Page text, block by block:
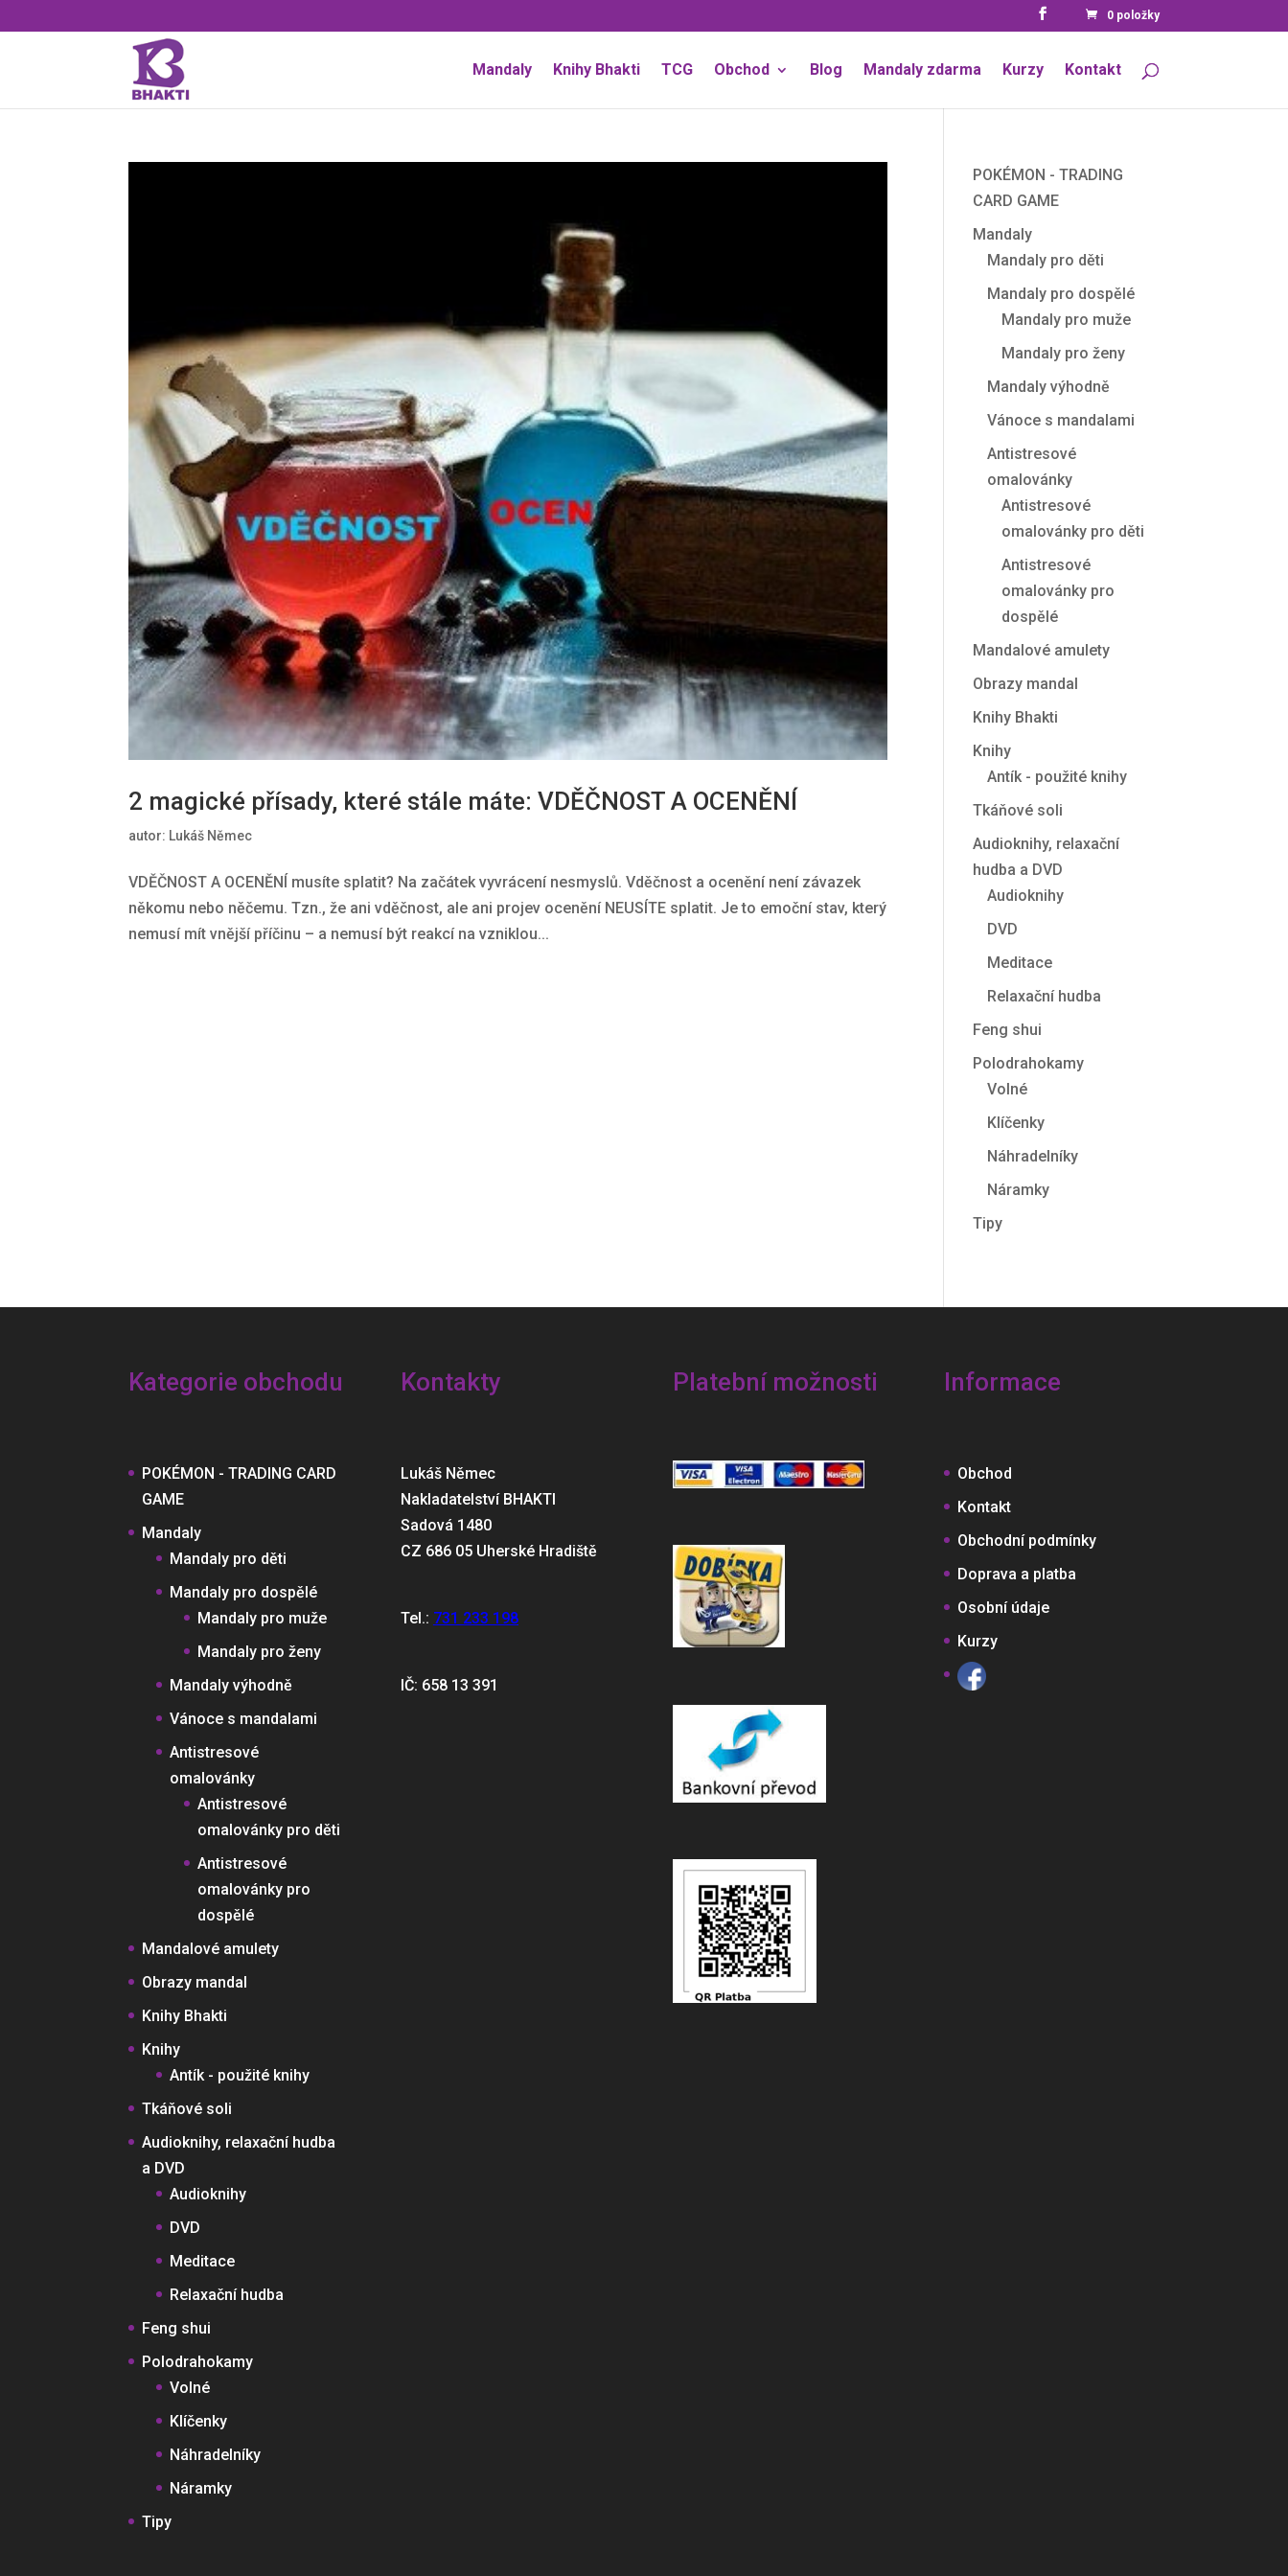
0 položky
Mandaly Knihy Bhakti TCG Obchod Blog Mandaly zdarma Kurzy Kontakt
2 magické přísady, které stále máte: VDĚČNOST A OCENĚNÍ
autor: Lukáš Němec
VDĚČNOST A OCENĚNÍ musíte splatit? Na začátek vyvrácení nesmyslů. Vděčnost a ocenění není závazek
někomu nebo něčemu. Tzn., že ani vděčnost, ale ani projev ocenění NEUSÍTE splatit. Je to emoční stav, který
nemusí mít vnější příčinu – a nemusí být reakcí na vzniklou...
POKÉMON - TRADING
CARD GAME
Mandaly
Mandaly pro děti
Mandaly pro dospělé
Mandaly pro muže
Mandaly pro ženy
Mandaly výhodně
Vánoce s mandalami
Antistresové
omalovánky
Antistresové
omalovánky pro děti
Antistresové
omalovánky pro
dospělé
Mandalové amulety
Obrazy mandal
Knihy Bhakti
Knihy
Antík - použité knihy
Tkáňové soli
Audioknihy, relaxační
hudba a DVD
Audioknihy
DVD
Meditace
Relaxační hudba
Feng shui
Polodrahokamy
Volné
Klíčenky
Náhradelníky
Náramky
Tipy
Kategorie obchodu
POKÉMON - TRADING CARD
GAME
Mandaly
Mandaly pro děti
Mandaly pro dospělé
Mandaly pro muže
Mandaly pro ženy
Mandaly výhodně
Vánoce s mandalami
Antistresové
omalovánky
Antistresové
omalovánky pro děti
Antistresové
omalovánky pro
dospělé
Mandalové amulety
Obrazy mandal
Knihy Bhakti
Knihy
Antík - použité knihy
Tkáňové soli
Audioknihy, relaxační hudba
a DVD
Audioknihy
DVD
Meditace
Relaxační hudba
Feng shui
Polodrahokamy
Volné
Klíčenky
Náhradelníky
Náramky
Tipy
Kontakty
Lukáš Němec
Nakladatelství BHAKTI
Sadová 1480
CZ 686 05 Uherské Hradiště
Tel.: 731 233 198
IČ: 658 13 391
Platební možnosti Informace
Obchod
Kontakt
Obchodní podmínky
Doprava a platba
Osobní údaje
Kurzy